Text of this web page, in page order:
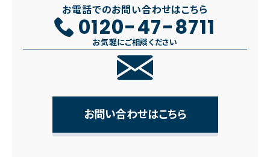
お電話でのお問い合わせはこちら
0120-47-8711
お気軽にご相談ください
お問い合わせはこちら